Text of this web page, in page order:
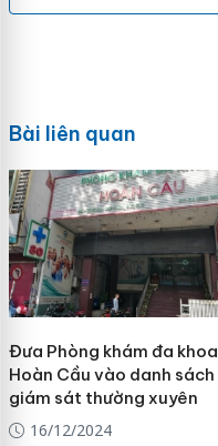
Bài liên quan
Đưa Phòng khám đa khoa
Hoàn Cầu vào danh sách
giám sát thường xuyên
16/12/2024